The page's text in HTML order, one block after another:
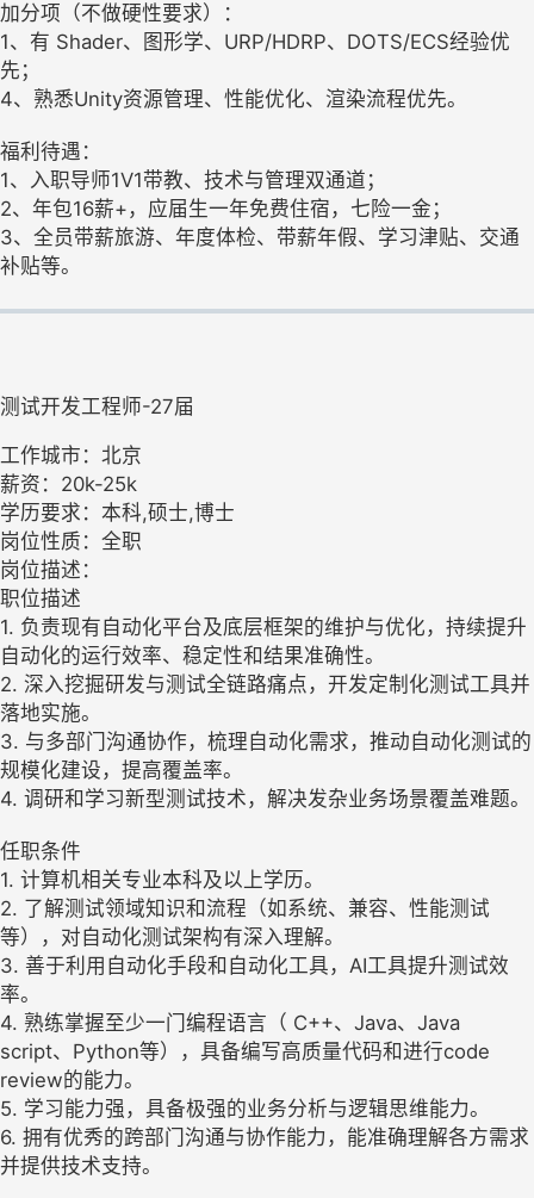
加分项（不做硬性要求）：
1、有 Shader、图形学、URP/HDRP、DOTS/ECS经验优
先；
4、熟悉Unity资源管理、性能优化、渲染流程优先。
福利待遇：
1、入职导师1V1带教、技术与管理双通道；
2、年包16薪+，应届生一年免费住宿，七险一金；
3、全员带薪旅游、年度体检、带薪年假、学习津贴、交通
补贴等。
测试开发工程师-27届
工作城市：北京
薪资：20k-25k
学历要求：本科,硕士,博士
岗位性质：全职
岗位描述：
职位描述
1. 负责现有自动化平台及底层框架的维护与优化，持续提升
自动化的运行效率、稳定性和结果准确性。
2. 深入挖掘研发与测试全链路痛点，开发定制化测试工具并
落地实施。
3. 与多部门沟通协作，梳理自动化需求，推动自动化测试的
规模化建设，提高覆盖率。
4. 调研和学习新型测试技术，解决发杂业务场景覆盖难题。
任职条件
1. 计算机相关专业本科及以上学历。
2. 了解测试领域知识和流程（如系统、兼容、性能测试
等），对自动化测试架构有深入理解。
3. 善于利用自动化手段和自动化工具，AI工具提升测试效
率。
4. 熟练掌握至少一门编程语言（ C++、Java、Java
script、Python等），具备编写高质量代码和进行code
review的能力。
5. 学习能力强，具备极强的业务分析与逻辑思维能力。
6. 拥有优秀的跨部门沟通与协作能力，能准确理解各方需求
并提供技术支持。